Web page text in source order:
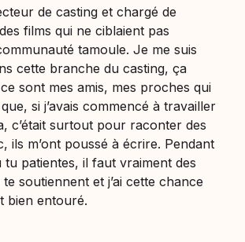
de casting et chargé de
films qui ne ciblaient pas
tamoule. Je me suis
cette branche du casting, ça
sont mes amis, mes proches qui
si j’avais commencé à travailler
c’était surtout pour raconter des
ils m’ont poussé à écrire. Pendant
patientes, il faut vraiment des
soutiennent et j’ai cette chance
bien entouré.